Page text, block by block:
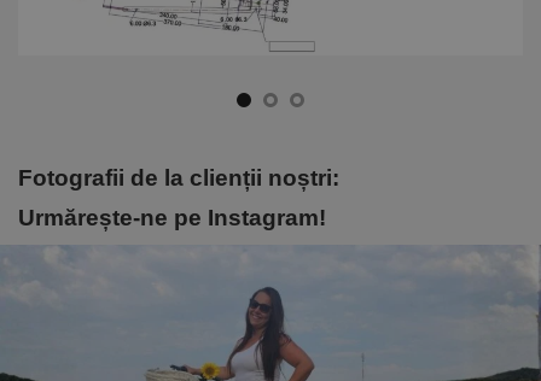
Fotografii de la clienții noștri:
Urmărește-ne pe Instagram!